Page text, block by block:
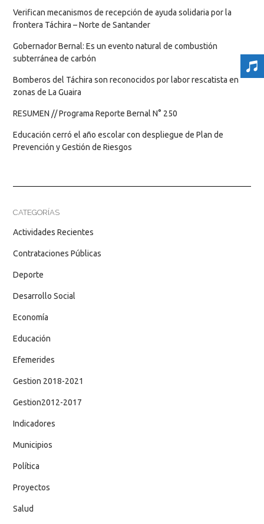
Verifican mecanismos de recepción de ayuda solidaria por la
frontera Táchira – Norte de Santander
Gobernador Bernal: Es un evento natural de combustión
subterránea de carbón
Bomberos del Táchira son reconocidos por labor rescatista en
zonas de La Guaira
RESUMEN // Programa Reporte Bernal N° 250
Educación cerró el año escolar con despliegue de Plan de
Prevención y Gestión de Riesgos
CATEGORÍAS
Actividades Recientes
Contrataciones Públicas
Deporte
Desarrollo Social
Economía
Educación
Efemerides
Gestion 2018-2021
Gestion2012-2017
Indicadores
Municipios
Política
Proyectos
Salud